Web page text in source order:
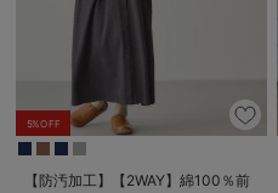
5%OFF
【防汚加工】【2WAY】綿100％前